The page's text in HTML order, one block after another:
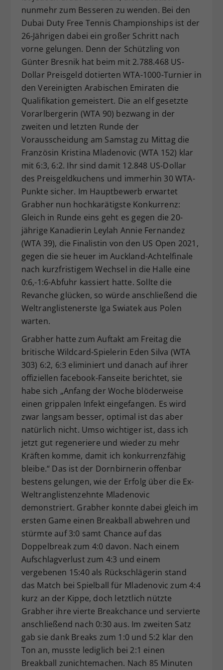
nunmehr zum Besseren zu wenden. Bei den
Dubai Duty Free Tennis Championships ist der
26-Jährigen dabei ein großer Schritt nach
vorne gelungen. Denn der Schützling von
Günter Bresnik hat beim mit 2.788.468 US-
Dollar Preisgeld dotierten WTA-1000-Turnier in
den Vereinigten Arabischen Emiraten die
Qualifikation gemeistert. Die an elf gesetzte
Vorarlbergerin (WTA 90) bezwang in der
zweiten und letzten Runde der
Vorausscheidung am Samstag zu Mittag die
Französin Kristina Mladenovic (WTA 152) klar
mit 6:3, 6:2. Ihr sind damit 12.848 US-Dollar
des Preisgeldkuchens und immerhin 30 WTA-
Punkte sicher. Im Hauptbewerb erwartet
Grabher nun hochkarätigste Konkurrenz:
Gleich in Runde eins geht es gegen die 20-
jährige Kanadierin Leylah Annie Fernandez
(WTA 39), die Finalistin von den US Open 2021,
gegen die sie heuer im Auckland-Achtelfinale
nach kurzfristigem Wechsel in die Halle eine
0:6,-1:6-Abfuhr kassiert hatte. Sollte die
Revanche glücken, so würde anschließend die
Weltranglistenerste Iga Swiatek aus Polen
warten.
Grabher hatte zum Auftakt am Freitag die
britische Wildcard-Spielerin Eden Silva (WTA
303) 6:2, 6:3 eliminiert und danach auf ihrer
offiziellen facebook-Fanseite berichtet, sie
habe sich „Anfang der Woche blöderweise
einen grippalen Infekt eingefangen. Es wird
zwar langsam besser, optimal ist das aber
natürlich nicht. Umso wichtiger ist, dass ich
jetzt gut regeneriere und wieder zu mehr
Kräften komme, damit ich konkurrenzfähig
bleibe.“ Das ist der Dornbirnerin offenbar
bestens gelungen, wie der Erfolg über die Ex-
Weltranglistenzehnte Mladenovic
demonstriert. Grabher konnte dabei gleich im
ersten Game einen Breakball abwehren und
stürmte auf 3:0 samt Chance auf das
Doppelbreak zum 4:0 davon. Nach einem
Aufschlagverlust zum 4:3 und einem
vergebenen 15:40 als Rückschlägerin stand
das Match bei Spielball für Mladenovic zum 4:4
kurz an der Kippe, doch letztlich nützte
Grabher ihre vierte Breakchance und servierte
anschließend nach 0:30 aus. Im zweiten Satz
gab sie dank Breaks zum 1:0 und 5:2 klar den
Ton an, musste lediglich bei 2:1 einen
Breakball zunichtemachen. Nach 85 Minuten
Dieser Wert speichert Ihre Consent-
Einstellungen. Unter anderem eine
zufällig generierte ID, für die
historische Speicherung Ihrer
vorgenommen Einstellungen, falls der
Webseiten-Betreiber dies eingestellt
hat.